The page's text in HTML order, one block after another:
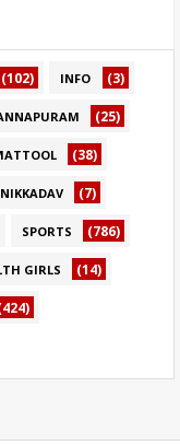
(102) INFO (3)
(25)
(38)
(7)
SPORTS (786)
GIRLS (14)